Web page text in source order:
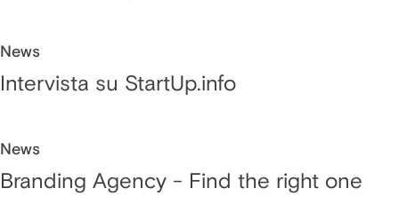
News
Intervista su StartUp.info
News
Branding Agency - Find the right one